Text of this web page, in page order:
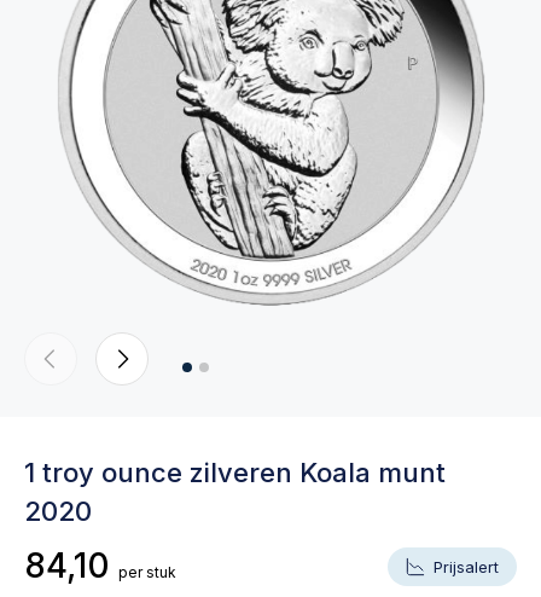
1 troy ounce zilveren Koala munt
2020
84,10 per stuk Prijsalert